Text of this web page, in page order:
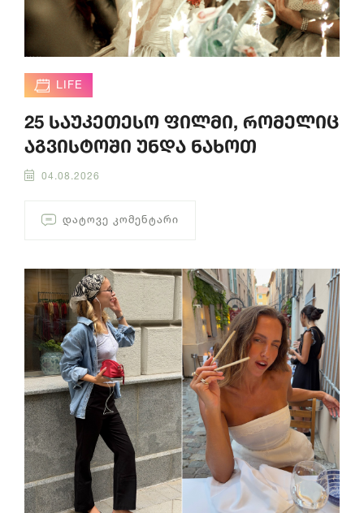
LIFE
25 საუკეთესო ფილმი, რომელიც
აგვისტოში უნდა ნახოთ
04.08.2026
ᲓᲐᲢᲝᲕᲔ ᲙᲝᲛᲔᲜᲢᲐᲠᲘ